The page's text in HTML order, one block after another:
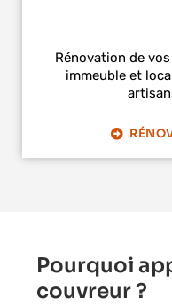
Rénovation de
immeuble et
Pourquoi
couvreur ?